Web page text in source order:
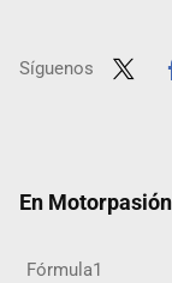
Síguenos
En
Fórmula1